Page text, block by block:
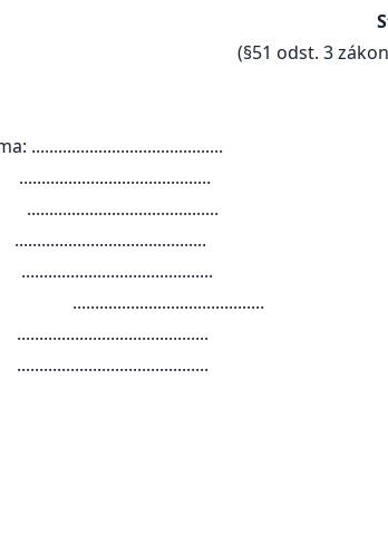
(§51 odst. 3
...........................................